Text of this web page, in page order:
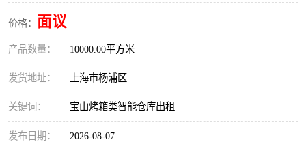
价格： 面议
产品数量： 10000.00平方米
发货地址： 上海市杨浦区
关键词： 宝山烤箱类智能仓库出租
发布日期： 2026-08-07